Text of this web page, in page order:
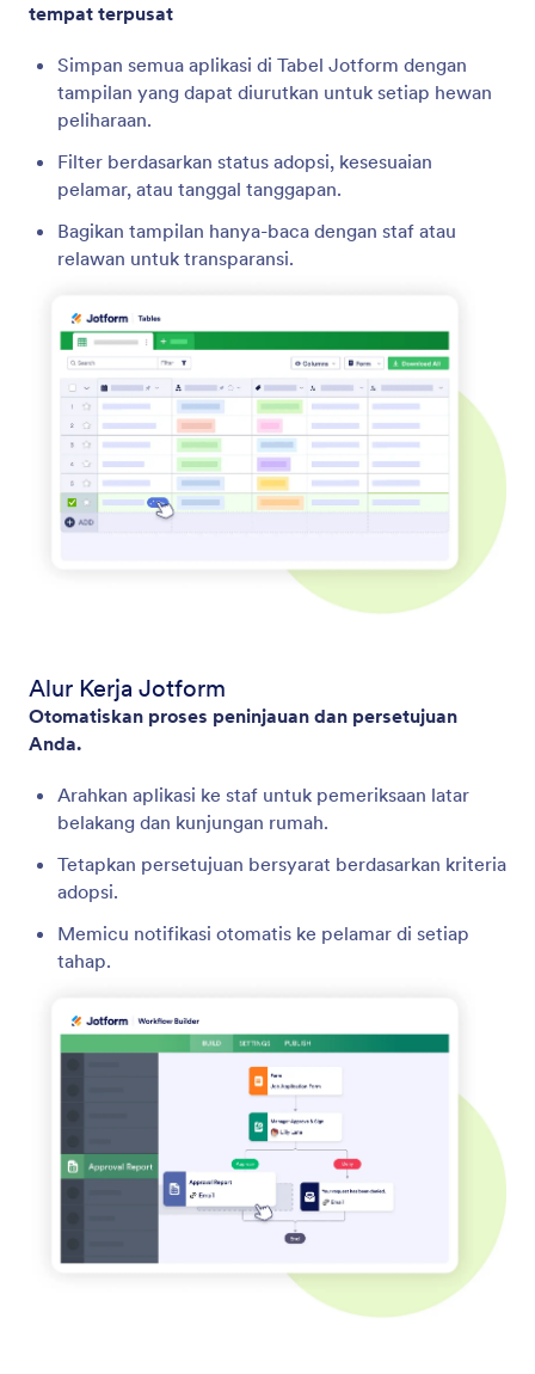
tempat terpusat
Simpan semua aplikasi di Tabel Jotform dengan
tampilan yang dapat diurutkan untuk setiap hewan
peliharaan.
Filter berdasarkan status adopsi, kesesuaian
pelamar, atau tanggal tanggapan.
Bagikan tampilan hanya-baca dengan staf atau
relawan untuk transparansi.
Alur Kerja Jotform
Otomatiskan proses peninjauan dan persetujuan
Anda.
Arahkan aplikasi ke staf untuk pemeriksaan latar
belakang dan kunjungan rumah.
Tetapkan persetujuan bersyarat berdasarkan kriteria
adopsi.
Memicu notifikasi otomatis ke pelamar di setiap
tahap.